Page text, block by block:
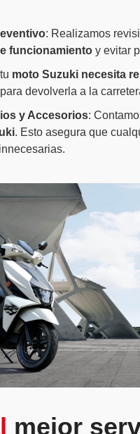
: Realizamos
funcionamiento y evitar
moto Suzuki necesita
devolverla a la
y Accesorios:
. Esto asegura que
mejor